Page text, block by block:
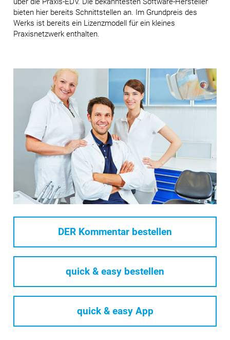
bieten hier bereits Schnittstellen an. Im Grundpreis des
Werks ist bereits ein Lizenzmodell für ein kleines
Praxisnetzwerk enthalten.
DER Kommentar bestellen
quick & easy bestellen
quick & easy App